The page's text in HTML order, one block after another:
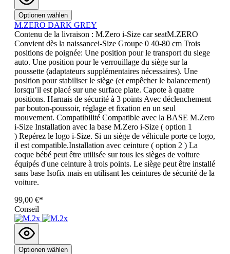
Optionen wählen
M.ZERO DARK GREY
Contenu de la livraison : M.Zero i-Size car seatM.ZERO
Convient dès la naissancei-Size Groupe 0 40-80 cm Trois
positions de poignée: Une position pour le transport du siege
auto. Une position pour le verrouillage du siège sur la
poussette (adaptateurs supplémentaires nécessaires). Une
position pour stabiliser le siège (et empêcher le balancement)
lorsqu’il est placé sur une surface plate. Capote à quatre
positions. Harnais de sécurité à 3 points Avec déclenchement
par bouton-poussoir, réglage et fixation en un seul
mouvement. Compatibilité Compatible avec la BASE M.Zero
i-Size Installation avec la base M.Zero i-Size ( option 1
) Repérez le logo i-Size. Si un siège de véhicule porte ce logo,
il est compatible.Installation avec ceinture ( option 2 ) La
coque bébé peut être utilisée sur tous les sièges de voiture
équipés d'une ceinture à trois points. Le siège peut être installé
sans base Isofix mais en utilisant les ceintures de sécurité de la
voiture.
99,00 €*
Conseil
Optionen wählen